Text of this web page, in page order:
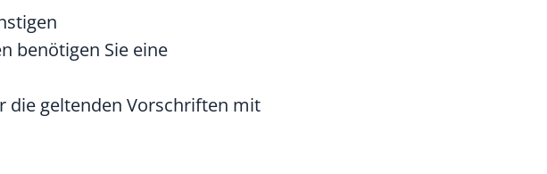
benötigen Sie eine
die geltenden Vorschriften mit